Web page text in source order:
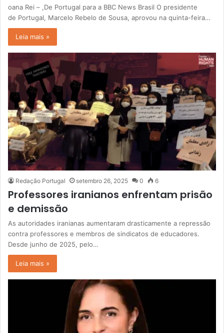
oana Rei – ,De Portugal para a BBC News Brasil O presidente
de Portugal, Marcelo Rebelo de Sousa, aprovou na quinta-feira…
Leia mais »
Redação Portugal setembro 26, 2025 0 6
Professores iranianos enfrentam prisão
e demissão
As autoridades iranianas aumentaram drasticamente a repressão
contra professores e membros de sindicatos de educadores.
Desde junho de 2025, pelo…
Leia mais »